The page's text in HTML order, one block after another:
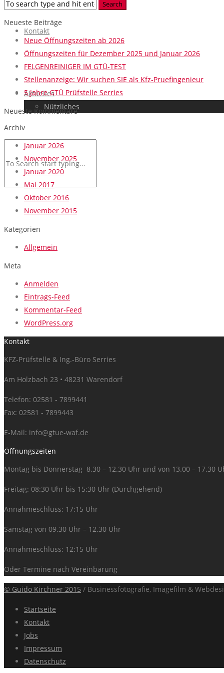
Kontakt
Aktuelles
Nützliches
Neueste Beiträge
Neue Öffnungszeiten ab 2026
Öffnungszeiten für Dezember 2025 und Januar 2026
FELGENREINIGER IM GTÜ-TEST
Stellenanzeige: Wir suchen SIE als Kfz-Pruefingenieur
5 Jahre GTÜ Prüfstelle Serries
Neueste Kommentare
Archiv
Januar 2026
November 2025
Januar 2020
Mai 2017
Oktober 2016
November 2015
Kategorien
Allgemein
Meta
Anmelden
Eintrags-Feed
Kommentar-Feed
WordPress.org
Kontakt
KFZ-Prüfstelle & Ing.-Büro Serries
Am Holzbach 23 • 48231 Warendorf
Telefon: 02581 - 7899441
Fax: 02581 - 7899443
E-Mail: info@gtue-waf.de
Öffnungszeiten
Montag bis Donnerstag 8.30 – 12.30 Uhr und von 13.00 – 17.30
Freitag: 08:30 Uhr bis 15:30 Uhr (Durchgehend)
Annahmeschluss: 17:15 Uhr
Samstag von 09.30 Uhr – 12.30 Uhr
Annahmeschluss: 12:15 Uhr
Oder Termine nach Vereinbarung
© Guido Kirchner 2015 / Businessfotografie, Imagefilm &
Startseite
Kontakt
Jobs
Impressum
Datenschutz